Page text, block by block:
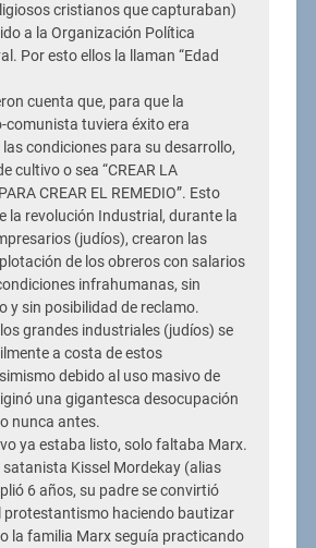
cristianos que capturaban)
a la Organización Política
Por esto ellos la llaman “Edad
cuenta que, para que la
comunista tuviera éxito era
condiciones para su desarrollo,
cultivo o sea “CREAR LA
CREAR EL REMEDIO”. Esto
la revolución Industrial, durante la
(judíos), crearon las
de los obreros con salarios
infrahumanas, sin
y sin posibilidad de reclamo.
grandes industriales (judíos) se
a costa de estos
debido al uso masivo de
una gigantesca desocupación
nunca antes.
ya estaba listo, solo faltaba Marx.
satanista Kissel Mordekay (alias
6 años, su padre se convirtió
protestantismo haciendo bautizar
la familia Marx seguía practicando